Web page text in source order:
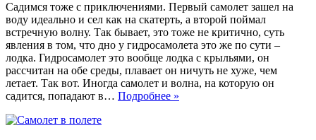
Садимся тоже с приключениями. Первый самолет зашел на
воду идеально и сел как на скатерть, а второй поймал
встречную волну. Так бывает, это тоже не критично, суть
явления в том, что дно у гидросамолета это же по сути –
лодка. Гидросамолет это вообще лодка с крыльями, он
рассчитан на обе среды, плавает он ничуть не хуже, чем
летает. Так вот. Иногда самолет и волна, на которую он
садится, попадают в… Подробнее »